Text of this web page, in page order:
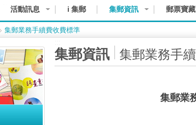
活動訊息 i 集郵 集郵資訊 郵票寶藏
知聲明
集郵業務手續費收費標準
集郵資訊 集郵業務手
集郵業